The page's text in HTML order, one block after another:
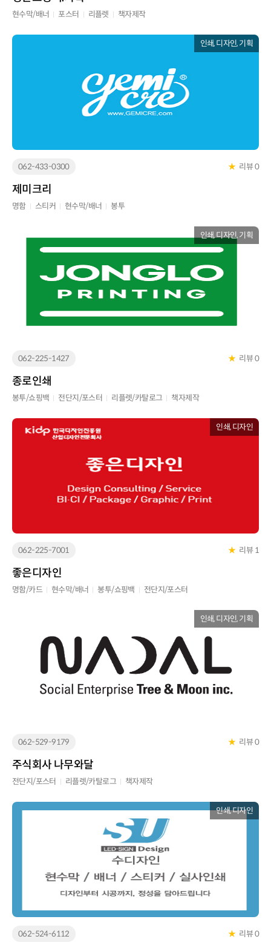
현수막/배너 포스터 리플렛 책자제작
인쇄, 디자인, 기획
062-433-0300 ★ 리뷰 0
제미크리
명함 스티커 현수막/배너 봉투
인쇄, 디자인, 기획
062-225-1427 ★ 리뷰 0
종로인쇄
봉투/쇼핑백 전단지/포스터 리플렛/카탈로그 책자제작
인쇄, 디자인
062-225-7001 ★ 리뷰 1
좋은디자인
명함/카드 현수막/배너 봉투/쇼핑백 전단지/포스터
인쇄, 디자인, 기획
062-529-9179 ★ 리뷰 0
주식회사 나무와달
전단지/포스터 리플렛/카탈로그 책자제작
인쇄, 디자인
062-524-6112 ★ 리뷰 0